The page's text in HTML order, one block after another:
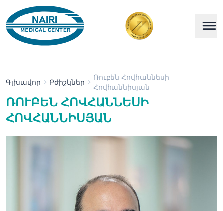
Գլխավոր Բժիշկներ
Ռուբեն Հովհաննեսի
Հովհաննիսյան
ՌՈՒԲԵՆ ՀՈՎՀԱՆՆԵՍԻ
ՀՈՎՀԱՆՆԻՍՅԱՆ